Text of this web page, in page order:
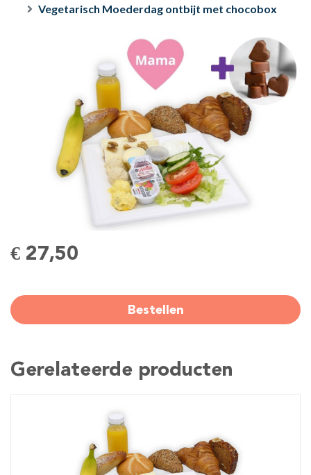
Vegetarisch Moederdag ontbijt met chocobox
€ 27,50
Bestellen
Gerelateerde producten